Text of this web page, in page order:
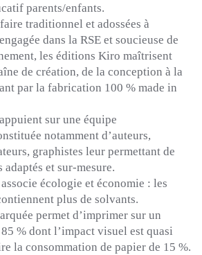
parents/enfants.
traditionnel et adossées à
dans la RSE et soucieuse de
les éditions Kiro maîtrisent
de création, de la conception à la
par la fabrication 100 % made in
sur une équipe
notamment d’auteurs,
graphistes leur permettant de
et sur-mesure.
écologie et économie : les
plus de solvants.
permet d’imprimer sur un
% dont l’impact visuel est quasi
la consommation de papier de 15 %.